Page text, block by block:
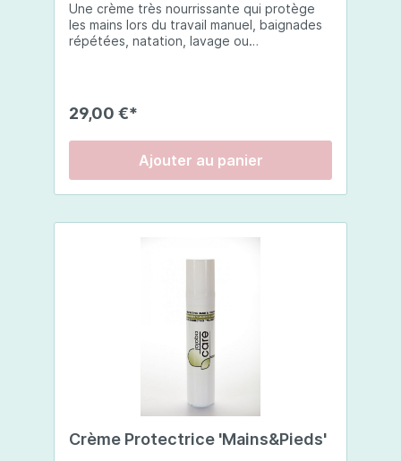
Une crème très nourrissante qui protège
les mains lors du travail manuel, baignades
répétées, natation, lavage ou
de carotte sauvage explique son odeur
très épicée. La crème accélérera la
guérison et elle combattra les callosités
excessives tout en assouplissant la
peau.Usage:Appliquer la Crème mainx,
n’excédez pas la quantité que la peau peut
29,00 €*
Ajouter au panier
Crème Protectrice 'Mains&Pieds'